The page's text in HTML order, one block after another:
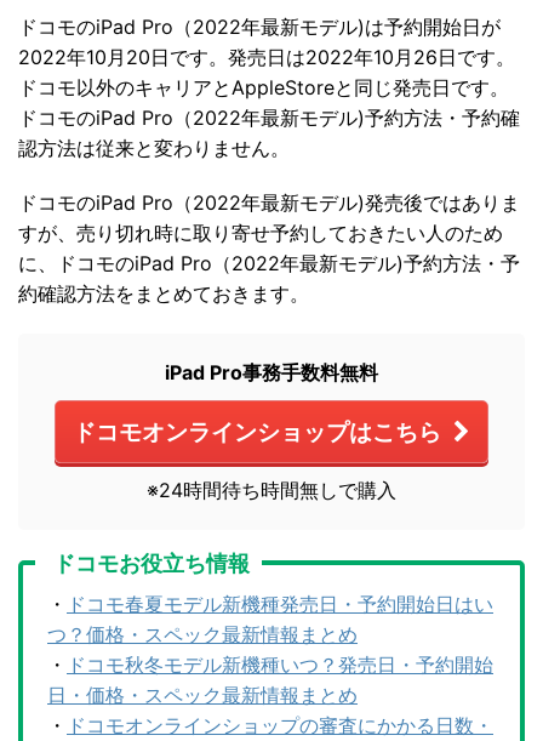
ドコモのiPad Pro（2022年最新モデル)は予約開始日が
2022年10月20日です。発売日は2022年10月26日です。
ドコモ以外のキャリアとAppleStoreと同じ発売日です。
ドコモのiPad Pro（2022年最新モデル)予約方法・予約確
認方法は従来と変わりません。
ドコモのiPad Pro（2022年最新モデル)発売後ではありま
すが、売り切れ時に取り寄せ予約しておきたい人のため
に、ドコモのiPad Pro（2022年最新モデル)予約方法・予
約確認方法をまとめておきます。
iPad Pro事務手数料無料
ドコモオンラインショップはこちら
※24時間待ち時間無しで購入
ドコモお役立ち情報
・ ドコモ春夏モデル新機種発売日・予約開始日はい
つ？価格・スペック最新情報まとめ
・ ドコモ秋冬モデル新機種いつ？発売日・予約開始
日・価格・スペック最新情報まとめ
・ ドコモオンラインショップの審査にかかる日数・